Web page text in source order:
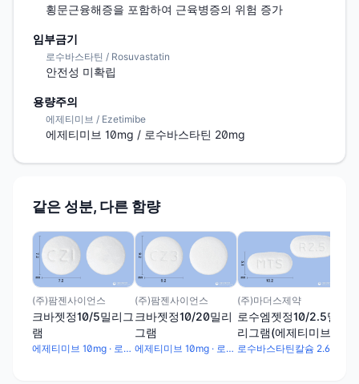
횡문근융해증을 포함하여 근육병증의 위험 증가
임부금기
로수바스타틴 / Rosuvastatin
안전성 미확립
용량주의
에제티미브 / Ezetimibe
에제티미브 10mg / 로수바스타틴 20mg
같은 성분, 다른 함량
(주)팜젠사이언스
크바젯정10/5밀리그
램
에제티미브 10mg · 로수바스타틴칼슘 5.2mg
(주)팜젠사이언스
크바젯정10/20밀리
그램
에제티미브 10mg · 로수바스타틴칼슘 20.8mg
(주)마더스제약
로수엠젯정10/2.5밀
리그램(에제티미브,
로수바스타틴)